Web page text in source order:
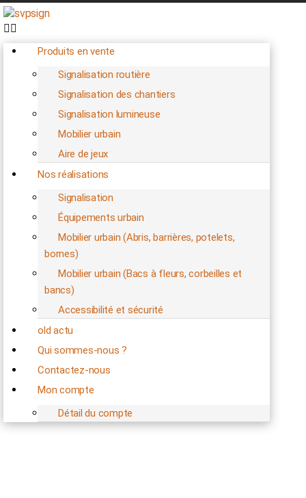
Produits en vente
Signalisation routière
Signalisation des chantiers
Signalisation lumineuse
Mobilier urbain
Aire de jeux
Nos réalisations
Signalisation
Équipements urbain
Mobilier urbain (Abris, barrières, potelets,
bornes)
Mobilier urbain (Bacs à fleurs, corbeilles et
bancs)
Accessibilité et sécurité
old actu
Qui sommes-nous ?
Contactez-nous
Mon compte
Détail du compte